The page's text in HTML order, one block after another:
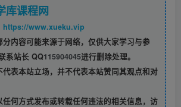
库课程网
https://www.xueku.vip
内容可能来源于网络，仅供大家学习与参
系站长 QQ115904045进行删除处理。
表本站立场，并不代表本站赞同其观点和对
何方式发布或转载任何违法的相关信息，访